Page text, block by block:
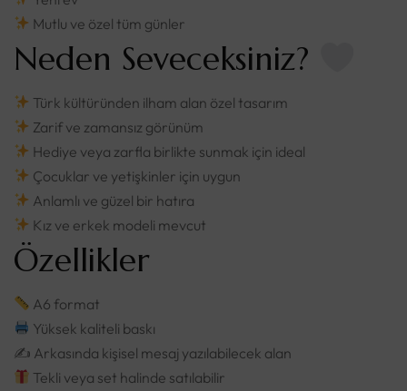
Mutlu ve özel tüm günler
Neden Seveceksiniz?
Türk kültüründen ilham alan özel tasarım
Zarif ve zamansız görünüm
Hediye veya zarfla birlikte sunmak için ideal
Çocuklar ve yetişkinler için uygun
Anlamlı ve güzel bir hatıra
Kız ve erkek modeli mevcut
Özellikler
A6 format
Yüksek kaliteli baskı
✍️ Arkasında kişisel mesaj yazılabilecek alan
Tekli veya set halinde satılabilir